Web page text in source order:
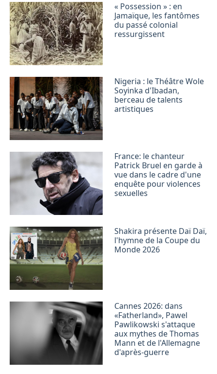
« Possession » : en
Jamaïque, les fantômes
du passé colonial
ressurgissent
Nigeria : le Théâtre Wole
Soyinka d'Ibadan,
berceau de talents
artistiques
France: le chanteur
Patrick Bruel en garde à
vue dans le cadre d'une
enquête pour violences
sexuelles
Shakira présente Daï Daï,
l'hymne de la Coupe du
Monde 2026
Cannes 2026: dans
«Fatherland», Pawel
Pawlikowski s'attaque
aux mythes de Thomas
Mann et de l'Allemagne
d'après-guerre